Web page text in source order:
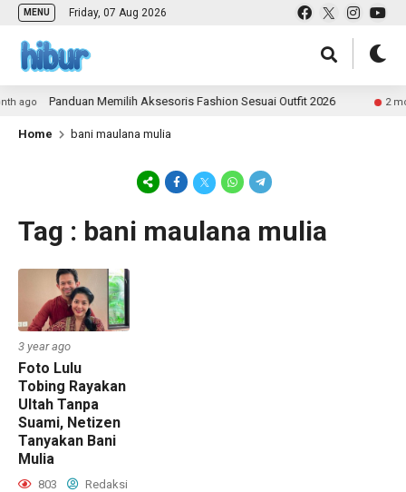
MENU Friday, 07 Aug 2026
ago Panduan Memilih Aksesoris Fashion Sesuai Outfit 2026 2
Home bani maulana mulia
Tag : bani maulana mulia
3 year ago
Foto Lulu
Tobing Rayakan
Ultah Tanpa
Suami, Netizen
Tanyakan Bani
Mulia
803
Redaksi